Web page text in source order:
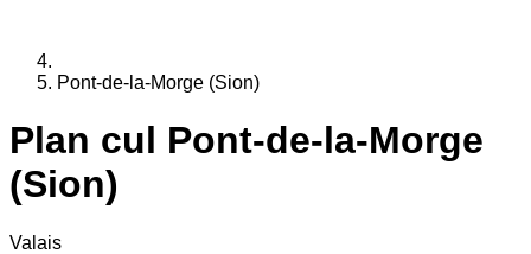
Pont-de-la-Morge (Sion)
Plan cul Pont-de-la-Morge
(Sion)
Valais